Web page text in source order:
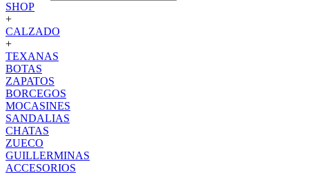
SHOP
+
CALZADO
+
TEXANAS
BOTAS
ZAPATOS
BORCEGOS
MOCASINES
SANDALIAS
CHATAS
ZUECO
GUILLERMINAS
ACCESORIOS